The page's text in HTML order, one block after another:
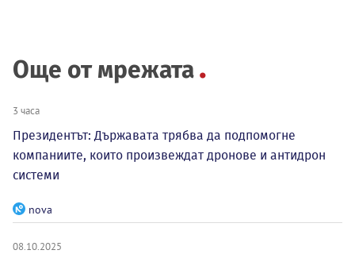
Още от мрежата
3 часа
Президентът: Държавата трябва да подпомогне
компаниите, които произвеждат дронове и антидрон
системи
nova
08.10.2025